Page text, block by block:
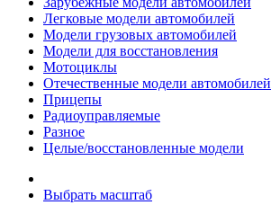
Легковые модели автомобилей
Модели грузовых автомобилей
Модели для восстановления
Мотоциклы
Отечественные модели автомобилей
Прицепы
Радиоуправляемые
Разное
Целые/восстановленные модели
Выбрать масштаб